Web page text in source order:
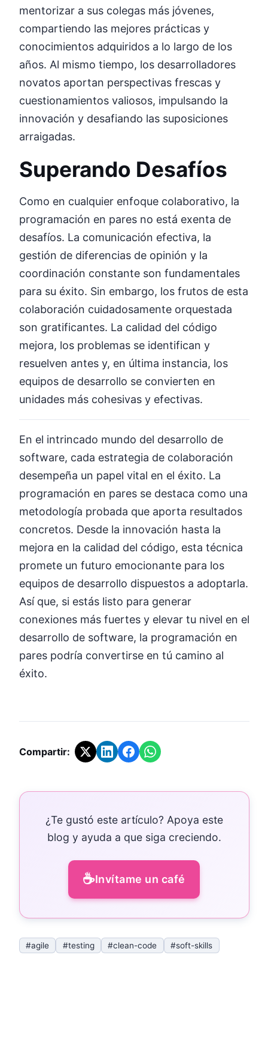
mentorizar a sus colegas más jóvenes,
compartiendo las mejores prácticas y
conocimientos adquiridos a lo largo de los
años. Al mismo tiempo, los desarrolladores
novatos aportan perspectivas frescas y
cuestionamientos valiosos, impulsando la
innovación y desafiando las suposiciones
arraigadas.
Superando Desafíos
Como en cualquier enfoque colaborativo, la
programación en pares no está exenta de
desafíos. La comunicación efectiva, la
gestión de diferencias de opinión y la
coordinación constante son fundamentales
para su éxito. Sin embargo, los frutos de esta
colaboración cuidadosamente orquestada
son gratificantes. La calidad del código
mejora, los problemas se identifican y
resuelven antes y, en última instancia, los
equipos de desarrollo se convierten en
unidades más cohesivas y efectivas.
En el intrincado mundo del desarrollo de
software, cada estrategia de colaboración
desempeña un papel vital en el éxito. La
programación en pares se destaca como una
metodología probada que aporta resultados
concretos. Desde la innovación hasta la
mejora en la calidad del código, esta técnica
promete un futuro emocionante para los
equipos de desarrollo dispuestos a adoptarla.
Así que, si estás listo para generar
conexiones más fuertes y elevar tu nivel en el
desarrollo de software, la programación en
pares podría convertirse en tú camino al
éxito.
Compartir:
¿Te gustó este artículo? Apoya este
blog y ayuda a que siga creciendo.
☕Invítame un café
#agile #testing #clean-code #soft-skills